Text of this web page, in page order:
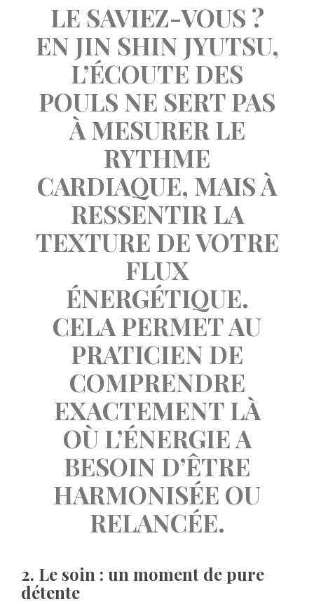
LE SAVIEZ-VOUS ?
EN JIN SHIN JYUTSU,
L’ÉCOUTE DES
POULS NE SERT PAS
À MESURER LE
RYTHME
CARDIAQUE, MAIS À
RESSENTIR LA
TEXTURE DE VOTRE
FLUX
ÉNERGÉTIQUE.
CELA PERMET AU
PRATICIEN DE
COMPRENDRE
EXACTEMENT LÀ
OÙ L’ÉNERGIE A
BESOIN D’ÊTRE
HARMONISÉE OU
RELANCÉE.
2. Le soin : un moment de pure
détente